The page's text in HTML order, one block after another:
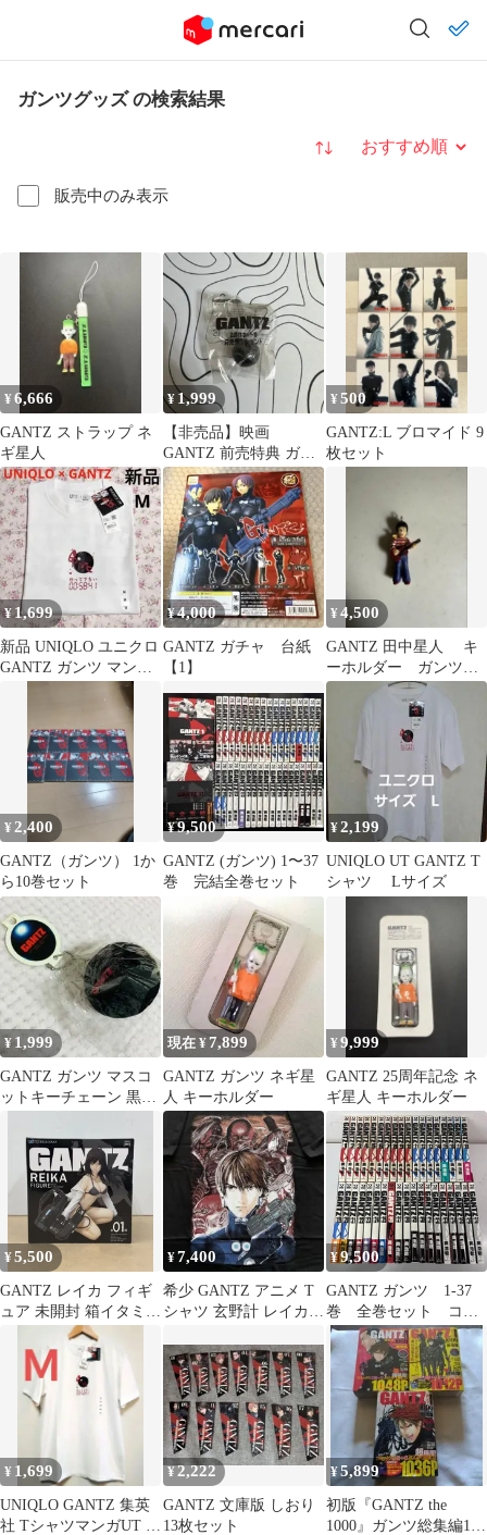
ガンツグッズ の検索結果
販売中のみ表示
並び替え
¥6,666
GANTZ ストラップ ネ
ギ星人
¥ 1,999
【非売品】映画
GANTZ 前売特典 ガン
ツ球 GANTZ球 ストラ
ップ
¥500
GANTZ:L ブロマイド 9
枚セット
¥ 1,699
新品 UNIQLO ユニクロ
GANTZ ガンツ マンガ
UT ホワイト M 半袖
¥4,000
GANTZ ガチャ 台紙
【1】
¥4,500
GANTZ 田中星人 キ
ーホルダー ガンツ
ねぎ星人
¥2,400
GANTZ（ガンツ） 1か
ら10巻セット
¥9,500
GANTZ (ガンツ) 1〜37
巻 完結全巻セット
¥2,199
UNIQLO UT GANTZ T
シャツ Lサイズ
¥ 1,999
GANTZ ガンツ マスコ
ットキーチェーン 黒い
現在 ¥7,899
GANTZ ガンツ ネギ星
人 キーホルダー
¥9,999
GANTZ 25周年記念 ネ
ギ星人 キーホルダー
¥5,500
GANTZ レイカ フィギ
ュア 未開封 箱イタミあ
り 【WS2327-003】
¥7,400
希少 GANTZ アニメ T
シャツ 玄野計 レイカ L
ツ
¥9,500
GANTZ ガンツ 1-37
巻 全巻セット コミ
ックセット 漫画 ま
とめ売り comic
Japanese Manga
¥ 1,699
UNIQLO GANTZ 集英
社 TシャツマンガUT ガ
¥2,222
GANTZ 文庫版 しおり
13枚セット
¥5,899
初版『GANTZ the
1000』ガンツ総集編1-